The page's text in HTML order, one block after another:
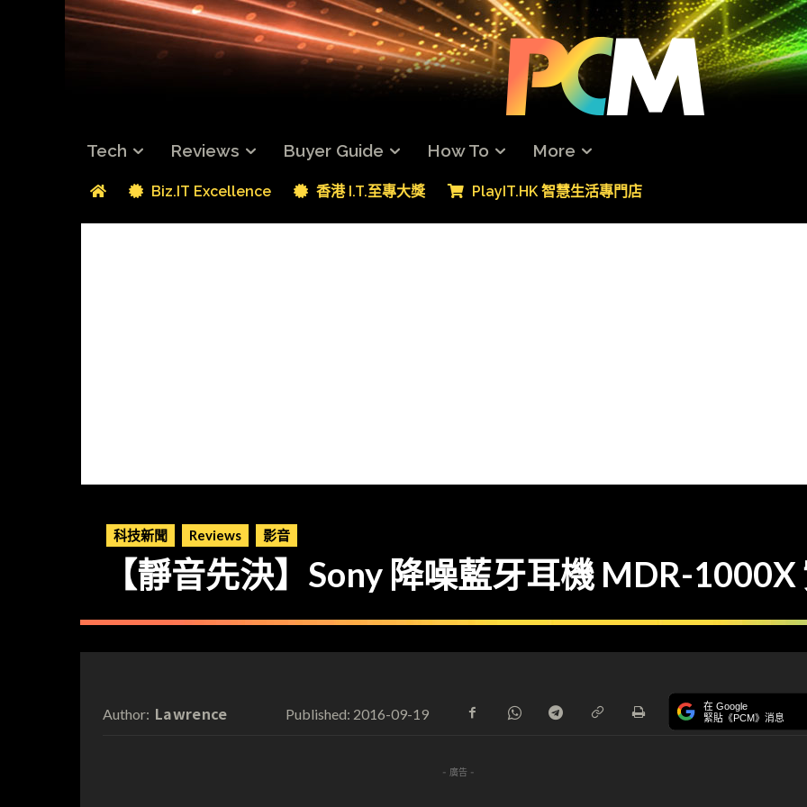
Tech Reviews Buyer Guide How To More
Biz.IT Excellence 香港 I.T.至專大獎 PlayIT.HK 智慧生活專門店
科技新聞 Reviews 影音
【靜音先決】Sony 降噪藍牙耳機 MDR-1000X
Author: Lawrence Published: 2016-09-19 在 Google
緊貼《PCM》消息
- 廣告 -